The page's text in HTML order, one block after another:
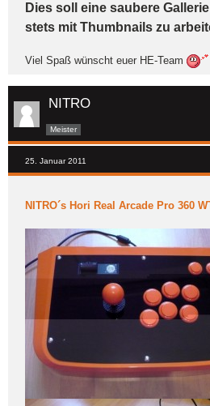
Dies soll eine saubere
stets mit Thumbnails zu
Viel Spaß wünscht euer HE-Team
NITRO
Meister
25. Januar 2011
NITRO´s Hori Real Arcade Pro 360